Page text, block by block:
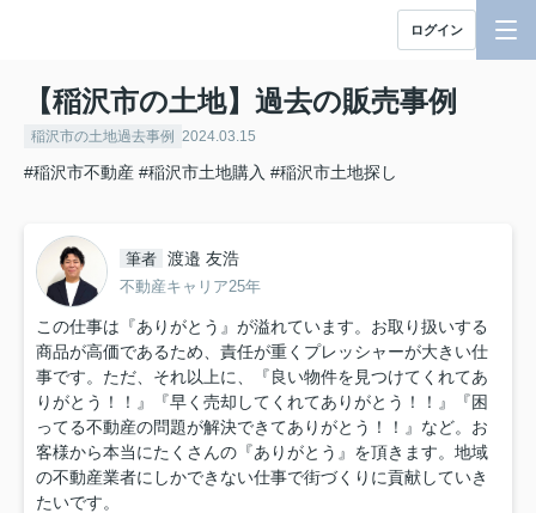
ログイン
【稲沢市の土地】過去の販売事例
稲沢市の土地過去事例 2024.03.15
#稲沢市不動産 #稲沢市土地購入 #稲沢市土地探し
筆者 渡邉 友浩
不動産キャリア25年
この仕事は『ありがとう』が溢れています。お取り扱いする
商品が高価であるため、責任が重くプレッシャーが大きい仕
事です。ただ、それ以上に、『良い物件を見つけてくれてあ
りがとう！！』『早く売却してくれてありがとう！！』『困
ってる不動産の問題が解決できてありがとう！！』など。お
客様から本当にたくさんの『ありがとう』を頂きます。地域
の不動産業者にしかできない仕事で街づくりに貢献していき
たいです。